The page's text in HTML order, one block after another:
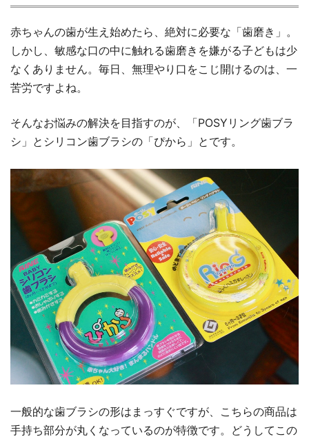
赤ちゃんの歯が生え始めたら、絶対に必要な「歯磨き」。
しかし、敏感な口の中に触れる歯磨きを嫌がる子どもは少
なくありません。毎日、無理やり口をこじ開けるのは、一
苦労ですよね。
そんなお悩みの解決を目指すのが、「POSYリング歯ブラ
シ」とシリコン歯ブラシの「ぴから」とです。
一般的な歯ブラシの形はまっすぐですが、こちらの商品は
手持ち部分が丸くなっているのが特徴です。どうしてこの